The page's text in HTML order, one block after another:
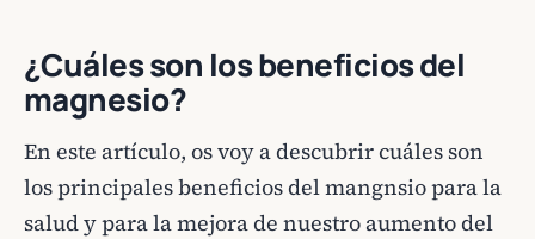
¿Cuáles son los beneficios del
magnesio?
En este artículo, os voy a descubrir cuáles son
los principales beneficios del mangnsio para la
salud y para la mejora de nuestro aumento del